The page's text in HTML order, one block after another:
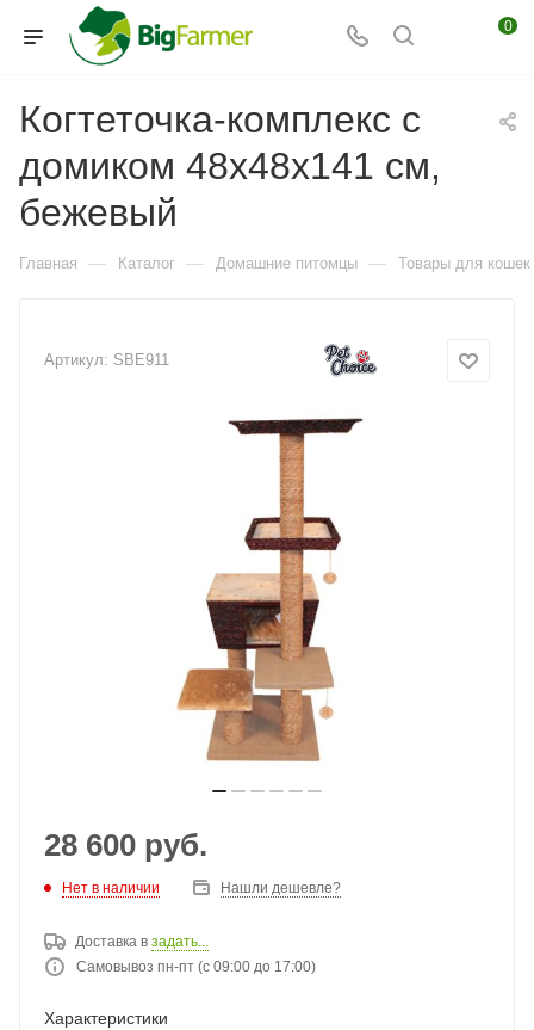
0
Когтеточка-комплекс с
домиком 48х48х141 см,
бежевый
Главная — Каталог — Домашние питомцы — Товары для кошек
Артикул: SBE911
28 600 руб.
Нет в наличии Нашли дешевле?
Доставка в задать...
Самовывоз пн-пт (с 09:00 до 17:00)
Характеристики